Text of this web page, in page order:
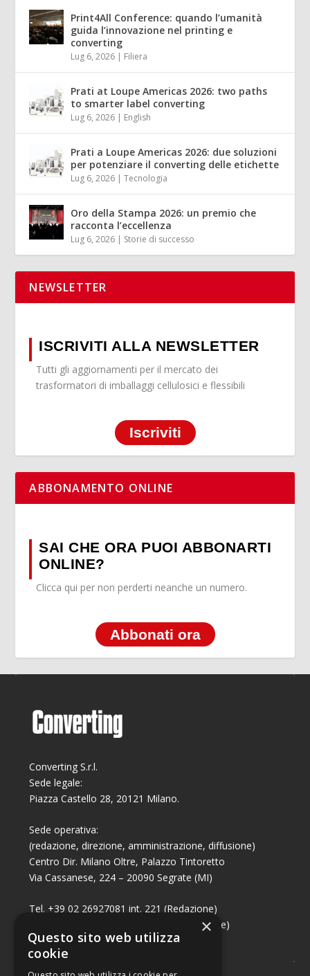
Print4All Conference: quando l’umanità
guida l’innovazione nel printing e
converting
Lug 6, 2026 | Filiera
Prati at Loupe Americas 2026: two paths
to smarter label converting
Lug 6, 2026 | English
Prati a Loupe Americas 2026: due soluzioni
per potenziare il converting delle etichette
Lug 6, 2026 |Tecnologia
Oro della Stampa 2026: un premio che
racconta l’eccellenza
Lug 6, 2026 | Storie di successo
NEWSLETTER
ISCRIVITI ALLA NEWSLETTER
Tutti gli aggiornamenti per il mercato dei
trasformatori di imballaggi cellulosici e flessibili
Iscriviti
ABBONAMENTO ONLINE
SAI CHE ORA PUOI ABBONARTI
ONLINE?
Clicca qui per non perderti neanche un numero.
Abbonati ora
Converting S.r.l.
Sede legale:
Piazza Castello 28, 20121 Milano.
Sede operativa:
(redazione, direzione, amministrazione, diffusione)
Centro Dir. Milano Oltre, Palazzo Tintoretto
Via Cassanese, 224 – 20090 Segrate (MI)
Tel. +39 02 26927081 int. 221 (Redazione)
Tel. +39 02 26927081 int. 224 (Commerciale)
Fax +39 02 26951006
×
Questo sito web utilizza
cookie